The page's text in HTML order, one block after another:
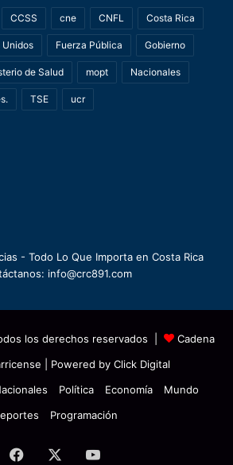
CCSS cne CNFL Costa Rica
Unidos Fuerza Pública Gobierno
de Salud mopt Nacionales
TSE ucr
- Todo Lo Que Importa en Costa Rica
info@crc891.com
los derechos reservados |
Cadena
| Powered by Click Digital
Política Economía
Mundo
Programación
Facebook YouTube